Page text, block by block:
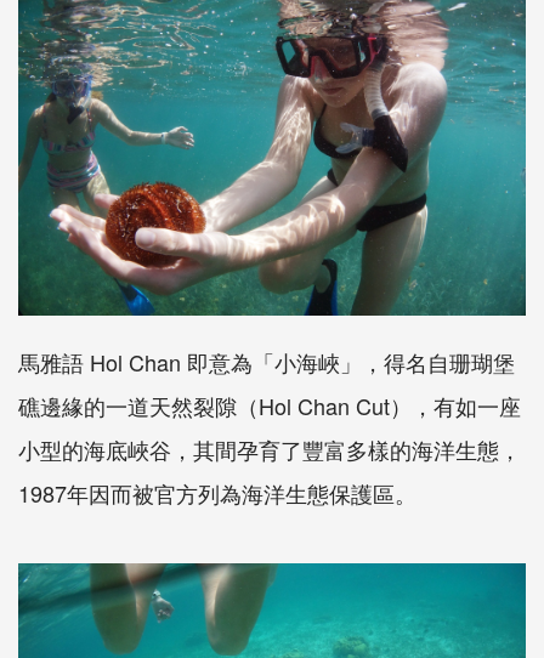
馬雅語 Hol Chan 即意為「小海峽」，得名自珊瑚堡
礁邊緣的一道天然裂隙（Hol Chan Cut），有如一座
小型的海底峽谷，其間孕育了豐富多樣的海洋生態，
1987年因而被官方列為海洋生態保護區。